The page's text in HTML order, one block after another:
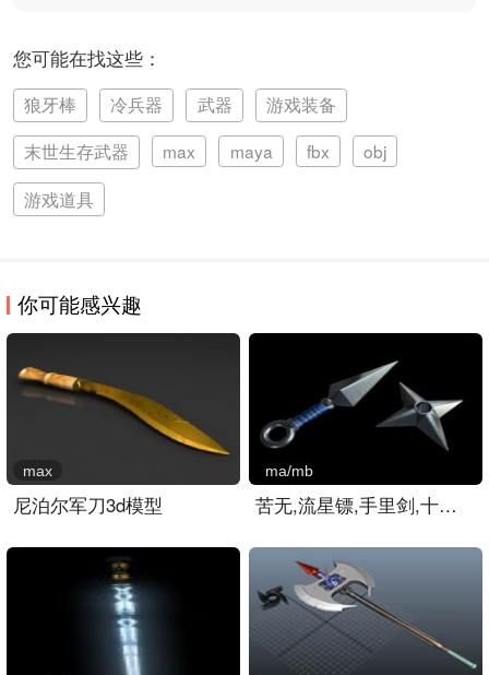
您可能在找这些：
狼牙棒 冷兵器 武器
游戏装备
末世生存武器
max maya fbx
obj
游戏道具
你可能感兴趣
尼泊尔军刀3d模型
max
苦无,流星镖,手里剑,十字镖..
ma/mb